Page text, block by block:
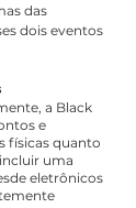
das
dois eventos
a Black
e
físicas quanto
uma
eletrônicos